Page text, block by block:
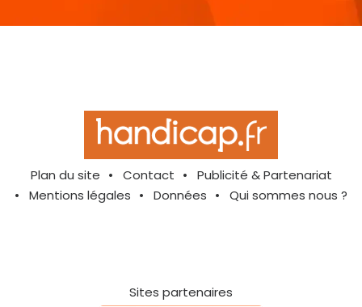
Plan du site Contact
Publicité & Partenariat
Mentions légales
Données Qui sommes nous ?
Sites partenaires